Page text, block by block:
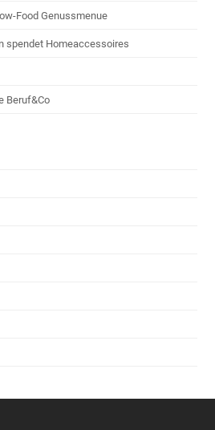
Food Genussmenue
spendet Homeaccessoires
Beruf&Co